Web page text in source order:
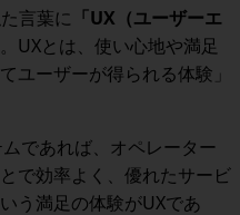
た言葉に 「UX（ユーザーエ
UXとは、使い心地や満足
ユーザーが得られる体験」
であれば、オペレーター
で効率よく、優れたサービ
う満足の体験がUXであ